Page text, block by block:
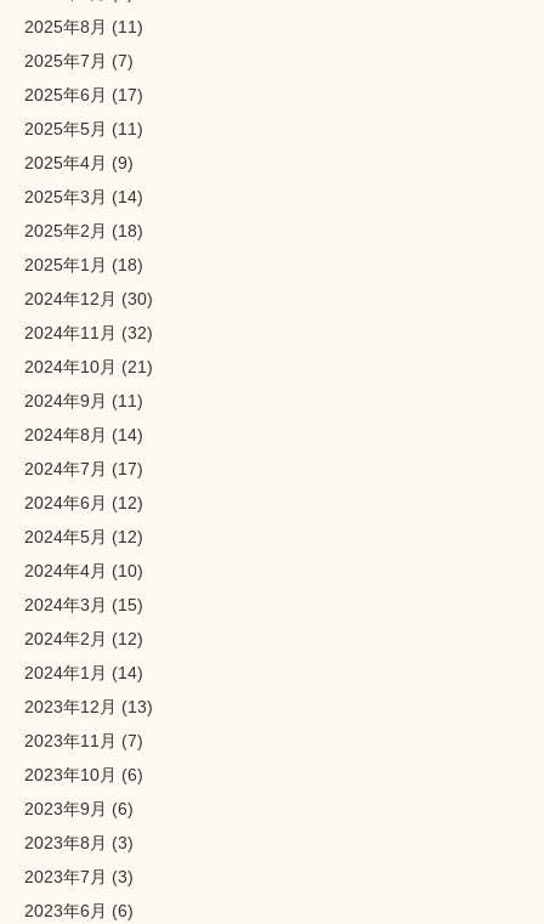
2025年8月 (11)
2025年7月 (7)
2025年6月 (17)
2025年5月 (11)
2025年4月 (9)
2025年3月 (14)
2025年2月 (18)
2025年1月 (18)
2024年12月 (30)
2024年11月 (32)
2024年10月 (21)
2024年9月 (11)
2024年8月 (14)
2024年7月 (17)
2024年6月 (12)
2024年5月 (12)
2024年4月 (10)
2024年3月 (15)
2024年2月 (12)
2024年1月 (14)
2023年12月 (13)
2023年11月 (7)
2023年10月 (6)
2023年9月 (6)
2023年8月 (3)
2023年7月 (3)
2023年6月 (6)